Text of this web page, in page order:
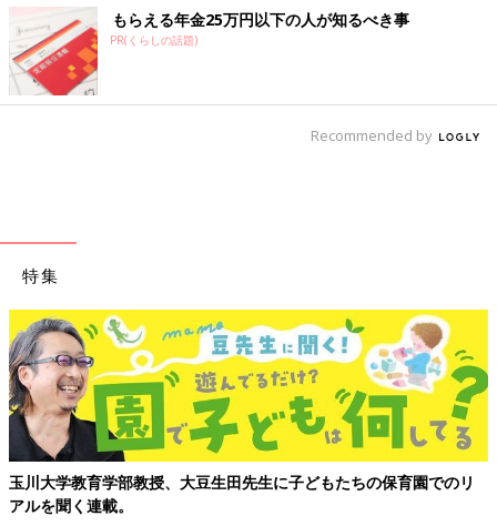
もらえる年金25万円以下の人が知るべき事
PR(くらしの話題)
Recommended by
特集
【親子で出会う、はじめての景色】成田空港から広がる親子のおで
かけガイド